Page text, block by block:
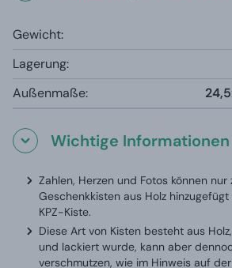
Gewicht:
Lagerung:
Außenmaße:
Wichtige Informationen
Zahlen, Herzen und Fotos können nur
Geschenkkisten aus Holz
KPZ-Kiste.
Diese Art von Kisten besteht aus
und lackiert wurde, kann aber
verschmutzen, wie im Hinweis auf